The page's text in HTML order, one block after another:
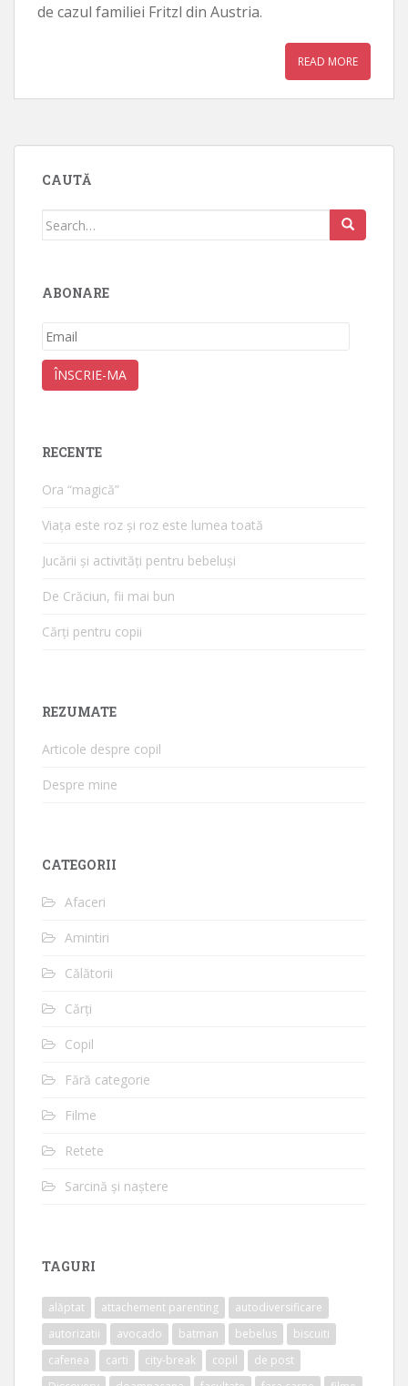
de cazul familiei Fritzl din Austria.
READ MORE
CAUTĂ
Search
ABONARE
Email
ÎNSCRIE-MA
RECENTE
Ora “magică”
Viața este roz și roz este lumea toată
Jucării și activități pentru bebeluși
De Crăciun, fii mai bun
Cărți pentru copii
REZUMATE
Articole despre copil
Despre mine
CATEGORII
Afaceri
Amintiri
Călătorii
Cărți
Copil
Fără categorie
Filme
Retete
Sarcină și naștere
TAGURI
alăptat attachement parenting
autodiversificare
autorizatii
avocado batman bebelus
biscuiti
cafenea
carti city-break copil
de post